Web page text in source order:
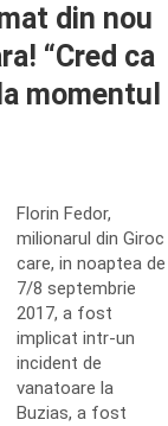
din nou
“Cred ca
momentul
Florin Fedor,
milionarul din Giroc
care, in noaptea de
7/8 septembrie
2017, a fost
implicat intr-un
incident de
vanatoare la
Buzias, a fost